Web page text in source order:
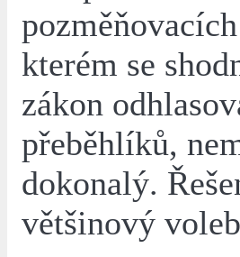
kterém se
zákon
přeběhlíků,
dokonalý.
většinový